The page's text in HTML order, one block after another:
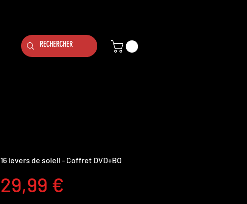
16 levers de soleil - Coffret DVD+BO
29,99 €